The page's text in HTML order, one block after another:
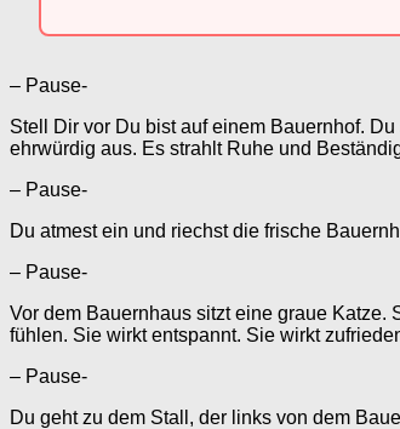
– Pause-
Stell Dir vor Du bist auf einem Bauernhof.
ehrwürdig aus. Es strahlt Ruhe und
– Pause-
Du atmest ein und riechst die frische
– Pause-
Vor dem Bauernhaus sitzt eine graue
fühlen. Sie wirkt entspannt. Sie wirkt
– Pause-
Du geht zu dem Stall, der links von dem